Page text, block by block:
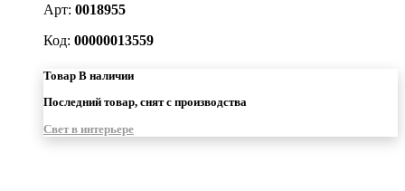
Арт: 0018955
Код: 00000013559
Товар В наличии
Последний товар, снят с производства
Свет в интерьере